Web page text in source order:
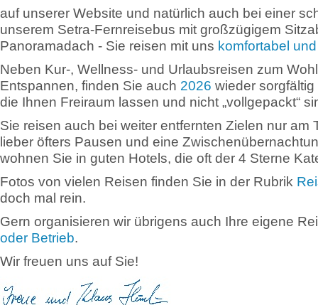
auf unserer Website und natürlich auch bei einer
unserem Setra-Fernreisebus mit großzügigem
Panoramadach - Sie reisen mit uns komfortabel
Neben Kur-, Wellness- und Urlaubsreisen zum
Entspannen, finden Sie auch 2026 wieder
die Ihnen Freiraum lassen und nicht „vollgepackt“
Sie reisen auch bei weiter entfernten Zielen nur am
lieber öfters Pausen und eine
wohnen Sie in guten Hotels, die oft der 4 Sterne
Fotos von vielen Reisen finden Sie in der Rubrik
doch mal rein.
Gern organisieren wir übrigens auch Ihre eigene
oder Betrieb.
Wir freuen uns auf Sie!